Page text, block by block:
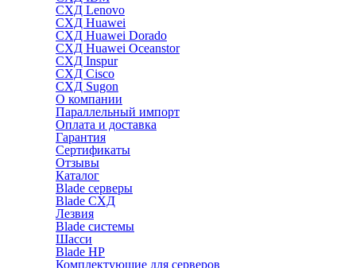
СХД Lenovo
СХД Huawei
СХД Huawei Dorado
СХД Huawei Oceanstor
СХД Inspur
СХД Cisco
СХД Sugon
О компании
Параллельный импорт
Оплата и доставка
Гарантия
Сертификаты
Отзывы
Каталог
Blade серверы
Blade СХД
Лезвия
Blade системы
Шасси
Blade HP
Комплектующие для серверов